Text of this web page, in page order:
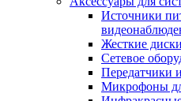
Источники
Жесткие
Сетевое
Передатчики
Микрофоны